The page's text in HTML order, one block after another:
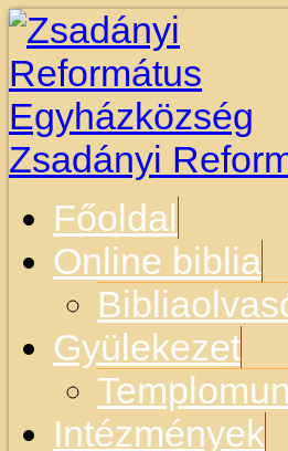
Zsadányi
Főoldal
Online biblia
Gyülekezet
Intézmények